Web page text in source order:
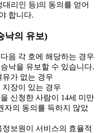
리인 등)의 동의를 얻어
합니다.
낙의 유보)
음 각 호에 해당하는 경우
낙을 유보할 수 있습니다.
유가 없는 경우
지장이 있는 경우
신청한 사람이 14세 미만
자의 동의를 득하지 않았
정보원이 서비스의 효율적